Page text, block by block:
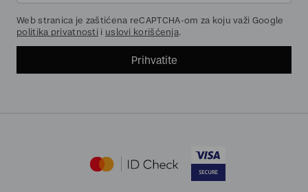
Web stranica je zaštićena reCAPTCHA-om za koju važi Google
politika privatnosti i uslovi korišćenja.
Prihvatite